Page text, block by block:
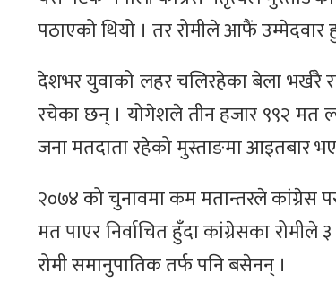
पठाएको थियो । तर रोमीले आफैं उम्मेदवार
देशभर युवाको लहर चलिरहेका बेला भर्खरै
रचेका छन् । योगेशले तीन हजार ९९२ मत
जना मतदाता रहेको मुस्ताङमा आइतबार
२०७४ को चुनावमा कम मतान्तरले कांग्रेस
मत पाएर निर्वाचित हुँदा कांग्रेसका
रोमी समानुपातिक तर्फ पनि बसेनन् ।